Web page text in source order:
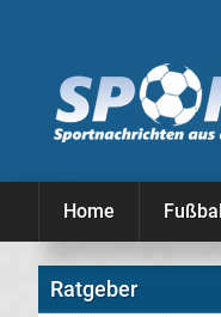
Home
Ratgeber